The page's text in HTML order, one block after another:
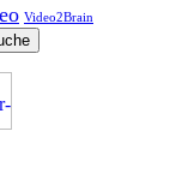
Video2Brain